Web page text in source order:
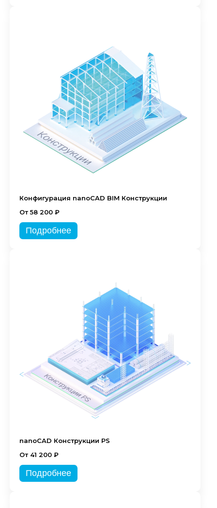
Конфигурация nanoCAD BIM Конструкции
От 58 200 ₽
Подробнее
nanoCAD Конструкции PS
От 41 200 ₽
Подробнее